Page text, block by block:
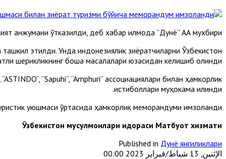
анжумани ўтказилди, деб хабар қилмоқда “Дунё” АА мухбири.
этилди. Унда индонезиялик зиёратчиларни Ўзбекистон
шерикликнинг бошқа масалалари юзасидан келишиб олинди.
“Sapuhi”, “Amphuri” ассоциациялари билан ҳамкорлик
истиқболлари муҳокама қилинди.
уюшмаси ўртасида ҳамкорлик меморандуми имзоланди.
Ўзбекистон мусулмонлари идораси Матбуот хизмати
Published in Дунё янгиликлари
الإثنين, 13 شباط/فبراير 2023 00:00